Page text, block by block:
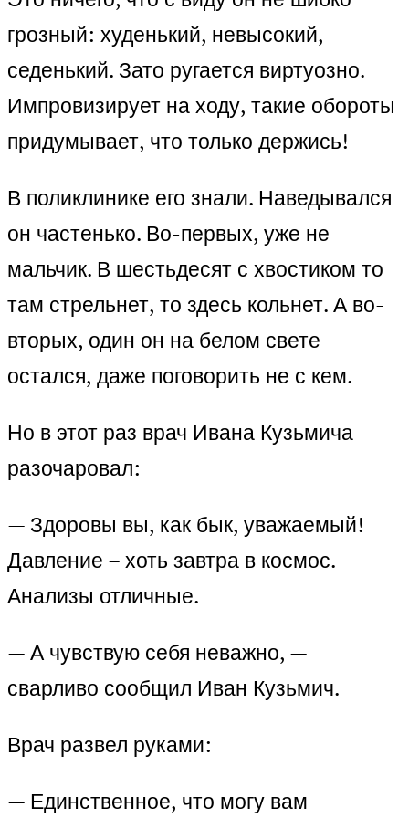
грозный: худенький, невысокий,
седенький. Зато ругается виртуозно.
Импровизирует на ходу, такие обороты
придумывает, что только держись!
В поликлинике его знали. Наведывался
он частенько. Во-первых, уже не
мальчик. В шестьдесят с хвостиком то
там стрельнет, то здесь кольнет. А во-
вторых, один он на белом свете
остался, даже поговорить не с кем.
Но в этот раз врач Ивана Кузьмича
разочаровал:
— Здоровы вы, как бык, уважаемый!
Давление – хоть завтра в космос.
Анализы отличные.
— А чувствую себя неважно, —
сварливо сообщил Иван Кузьмич.
Врач развел руками:
— Единственное, что могу вам